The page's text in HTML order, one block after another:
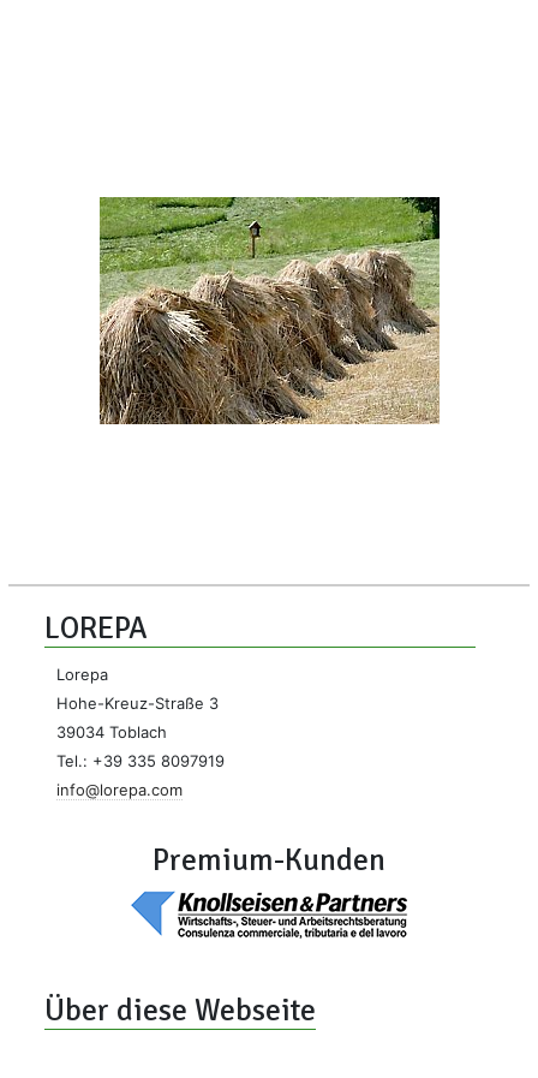
LOREPA
Lorepa
Hohe-Kreuz-Straße 3
39034 Toblach
Tel.: +39 335 8097919
info@lorepa.com
Premium-Kunden
Über diese Webseite